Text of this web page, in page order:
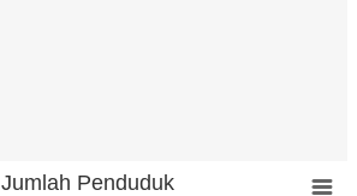
Jumlah Penduduk